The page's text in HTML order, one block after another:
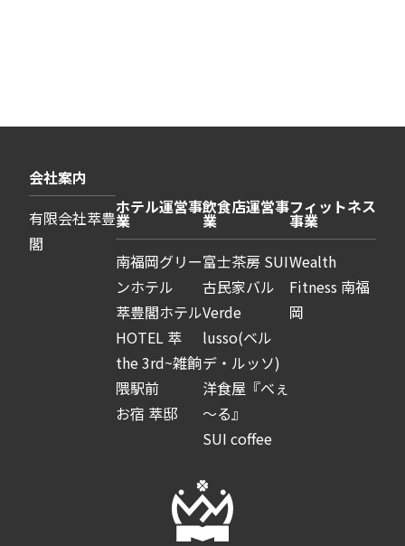
会社案内
有限会社萃豊
閣
ホテル運営事
業
南福岡グリー
ンホテル
萃豊閣ホテル
HOTEL 萃
the 3rd~雑餉
隈駅前
お宿 萃邸
飲食店運営事
業
富士茶房 SUI
古民家バル
Verde
lusso(ベル
デ・ルッソ)
洋食屋『べぇ
～る』
SUI coffee
フィットネス
事業
Wealth
Fitness 南福
岡